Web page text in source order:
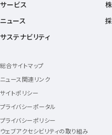
サービス
ニュース
サステナビリティ
総合サイトマップ
ニュース関連リンク
サイトポリシー
プライバシーポータル
プライバシーポリシー
ウェブアクセシビリティの取り組み